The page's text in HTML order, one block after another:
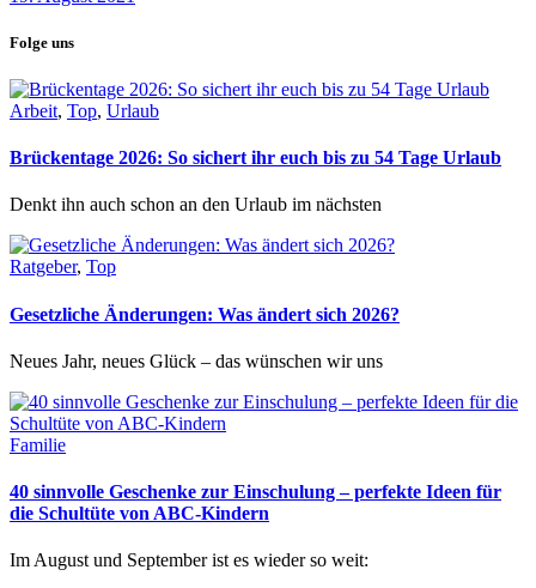
Folge uns
Arbeit, Top, Urlaub
Brückentage 2026: So sichert ihr euch bis zu 54 Tage Urlaub
Denkt ihn auch schon an den Urlaub im nächsten
Ratgeber, Top
Gesetzliche Änderungen: Was ändert sich 2026?
Neues Jahr, neues Glück – das wünschen wir uns
Familie
40 sinnvolle Geschenke zur Einschulung – perfekte Ideen für
die Schultüte von ABC-Kindern
Im August und September ist es wieder so weit: